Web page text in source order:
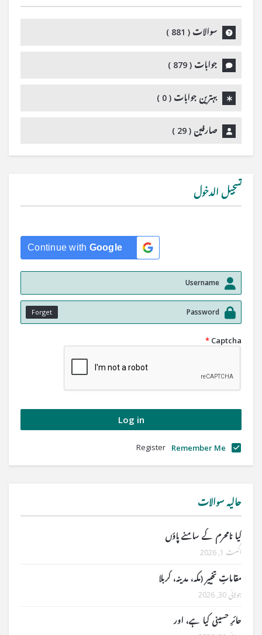
سوالات ( 881
)
جوابات ( 879
)
بہترین جوابات ( 0
)
صارفین ( 29
)
تسجيل الدخول
Continue with Google
Forget
Captcha
*
Remember Me
Register
حالیہ سوالات
کیا نامحرم کے سامنے پاؤں
اگست 1, 2026
مقاماتِ تخییر (مکہ، مدینہ، کربلا
جولائی 30, 2026
حائرِ حسینی کیا ہے، اور